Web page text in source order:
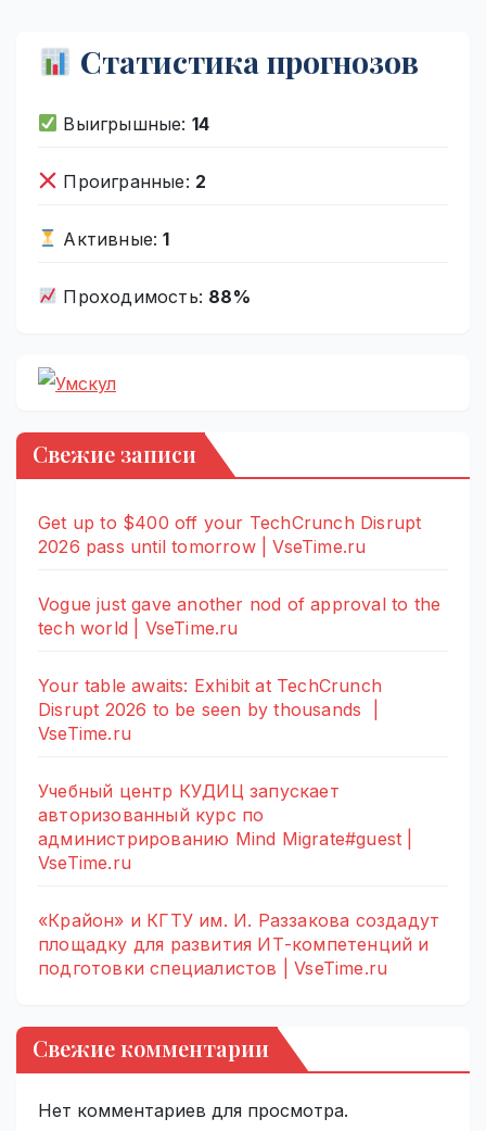
Статистика прогнозов
Выигрышные: 14
Проигранные: 2
Активные:1
Проходимость: 88%
Свежие записи
Get up to $400 off your TechCrunch Disrupt
2026 pass until tomorrow | VseTime.ru
Vogue just gave another nod of approval to the
tech world | VseTime.ru
Your table awaits: Exhibit at TechCrunch
Disrupt 2026 to be seen by thousands |
VseTime.ru
Учебный центр КУДИЦ запускает
авторизованный курс по
администрированию Mind Migrate#guest |
VseTime.ru
«Крайон» и КГТУ им. И. Раззакова создадут
площадку для развития ИТ-компетенций и
подготовки специалистов | VseTime.ru
Свежие комментарии
Нет комментариев для просмотра.